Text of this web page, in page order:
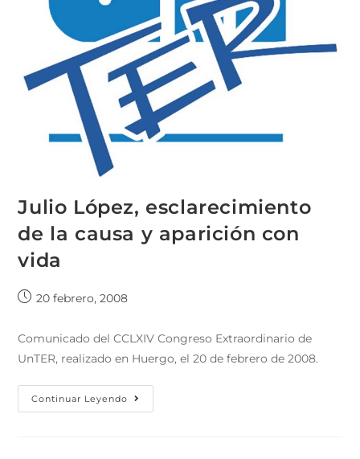
Julio López, esclarecimiento
de la causa y aparición con
vida
20 febrero, 2008
Comunicado del CCLXIV Congreso Extraordinario de
UnTER, realizado en Huergo, el 20 de febrero de 2008.
Continuar Leyendo